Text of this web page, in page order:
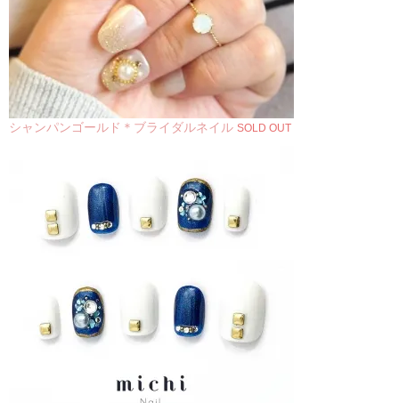
シャンパンゴールド＊ブライダルネイル SOLD OUT